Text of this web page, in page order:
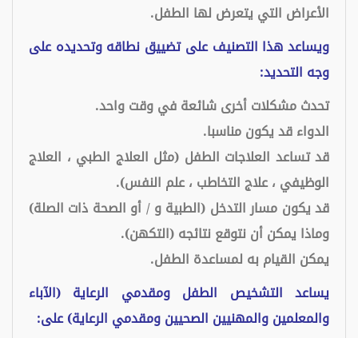
الأعراض التي يتعرض لها الطفل.
ويساعد هذا التصنيف على تضييق نطاقه وتحديده على
وجه التحديد:
تحدث مشكلات أخرى شائعة في وقت واحد.
الدواء قد يكون مناسبا.
قد تساعد العلاجات الطفل (مثل العلاج الطبي ، العلاج
الوظيفي ، علاج التخاطب ، علم النفس).
قد يكون مسار التدخل (الطبية و / أو الصحة ذات الصلة)
وماذا يمكن أن نتوقع نتائجه (التكهن).
يمكن القيام به لمساعدة الطفل.
يساعد التشخيص الطفل ومقدمي الرعاية (الآباء
والمعلمين والمهنيين الصحيين ومقدمي الرعاية) على: